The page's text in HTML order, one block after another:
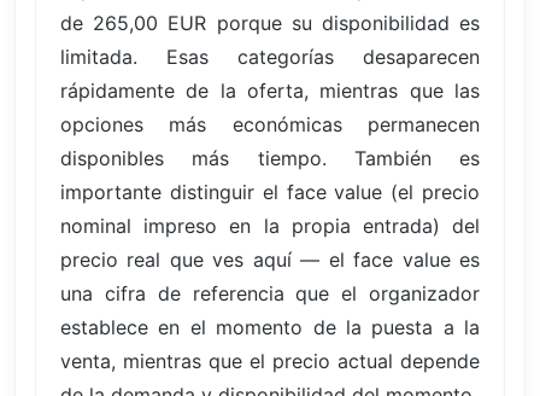
de 265,00 EUR porque su disponibilidad es
limitada. Esas categorías desaparecen
rápidamente de la oferta, mientras que las
opciones más económicas permanecen
disponibles más tiempo. También es
importante distinguir el face value (el precio
nominal impreso en la propia entrada) del
precio real que ves aquí — el face value es
una cifra de referencia que el organizador
establece en el momento de la puesta a la
venta, mientras que el precio actual depende